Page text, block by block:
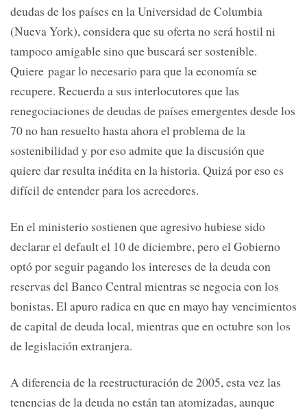
deudas de los países en la Universidad de Columbia
(Nueva York), considera que su oferta no será hostil ni
tampoco amigable sino que buscará ser sostenible.
Quiere pagar lo necesario para que la economía se
recupere. Recuerda a sus interlocutores que las
renegociaciones de deudas de países emergentes desde los
70 no han resuelto hasta ahora el problema de la
sostenibilidad y por eso admite que la discusión que
quiere dar resulta inédita en la historia. Quizá por eso es
difícil de entender para los acreedores.
En el ministerio sostienen que agresivo hubiese sido
declarar el default el 10 de diciembre, pero el Gobierno
optó por seguir pagando los intereses de la deuda con
reservas del Banco Central mientras se negocia con los
bonistas. El apuro radica en que en mayo hay vencimientos
de capital de deuda local, mientras que en octubre son los
de legislación extranjera.
A diferencia de la reestructuración de 2005, esta vez las
tenencias de la deuda no están tan atomizadas, aunque